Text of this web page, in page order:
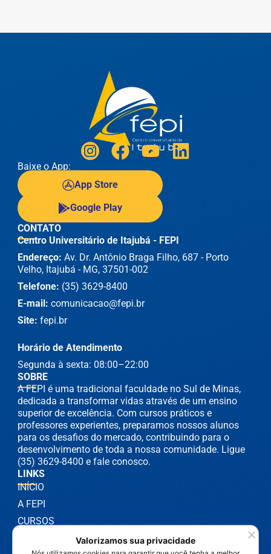
Baixe o App:
App Store
Google Play
SOBRE
A FEPI é uma tradicional faculdade no Sul de Minas,
dedicada a transformar vidas através de um ensino
superior de excelência. Com cursos práticos e
professores experientes, preparamos nossos alunos
para os desafios do mercado, contribuindo para o
desenvolvimento de toda a nossa comunidade. Ligue
(35) 3629-8400 e fale conosco.
LINKS
INÍCIO
A FEPI
CURSOS
CONTATO
Centro Universitário de Itajubá - FEPI
Endereço: Av. Dr. Antônio Braga Filho, 687 - Porto
Velho, Itajubá - MG, 37501-002
Telefone: (35) 3629-8400
E-mail: comunicacao@fepi.br
Site: fepi.br
Horário de Atendimento
Segunda à sexta: 08:00–22:00
Valorizamos sua privacidade